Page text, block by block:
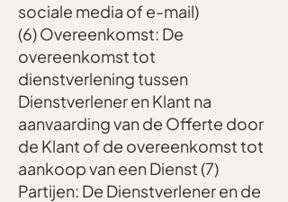
sociale media of e-mail)
(6) Overeenkomst: De
overeenkomst tot
dienstverlening tussen
Dienstverlener en Klant na
aanvaarding van de Offerte door
de Klant of de overeenkomst tot
aankoop van een Dienst (7)
Partijen: De Dienstverlener en de